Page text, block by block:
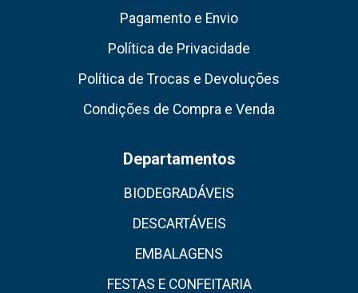
Pagamento e Envio
Política de Privacidade
Política de Trocas e Devoluções
Condições de Compra e Venda
Departamentos
BIODEGRADÁVEIS
DESCARTÁVEIS
EMBALAGENS
FESTAS E CONFEITARIA